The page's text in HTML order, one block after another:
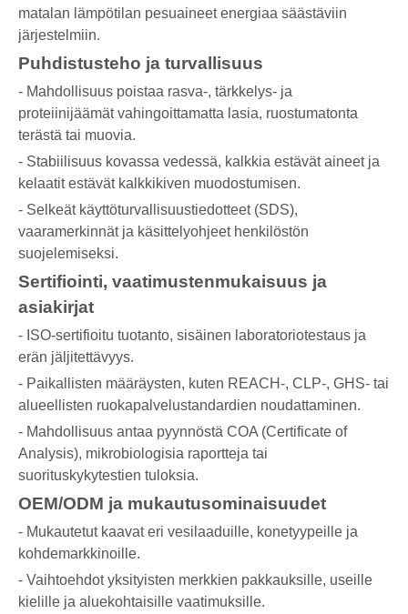
matalan lämpötilan pesuaineet energiaa säästäviin
järjestelmiin.
Puhdistusteho ja turvallisuus
- Mahdollisuus poistaa rasva-, tärkkelys- ja
proteiinijäämät vahingoittamatta lasia, ruostumatonta
terästä tai muovia.
- Stabiilisuus kovassa vedessä, kalkkia estävät aineet ja
kelaatit estävät kalkkikiven muodostumisen.
- Selkeät käyttöturvallisuustiedotteet (SDS),
vaaramerkinnät ja käsittelyohjeet henkilöstön
suojelemiseksi.
Sertifiointi, vaatimustenmukaisuus ja
asiakirjat
- ISO-sertifioitu tuotanto, sisäinen laboratoriotestaus ja
erän jäljitettävyys.
- Paikallisten määräysten, kuten REACH-, CLP-, GHS- tai
alueellisten ruokapalvelustandardien noudattaminen.
- Mahdollisuus antaa pyynnöstä COA (Certificate of
Analysis), mikrobiologisia raportteja tai
suorituskykytestien tuloksia.
OEM/ODM ja mukautusominaisuudet
- Mukautetut kaavat eri vesilaaduille, konetyypeille ja
kohdemarkkinoille.
- Vaihtoehdot yksityisten merkkien pakkauksille, useille
kielille ja aluekohtaisille vaatimuksille.